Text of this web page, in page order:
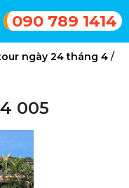
090 789 1414
ngày 24 tháng 4 /
005